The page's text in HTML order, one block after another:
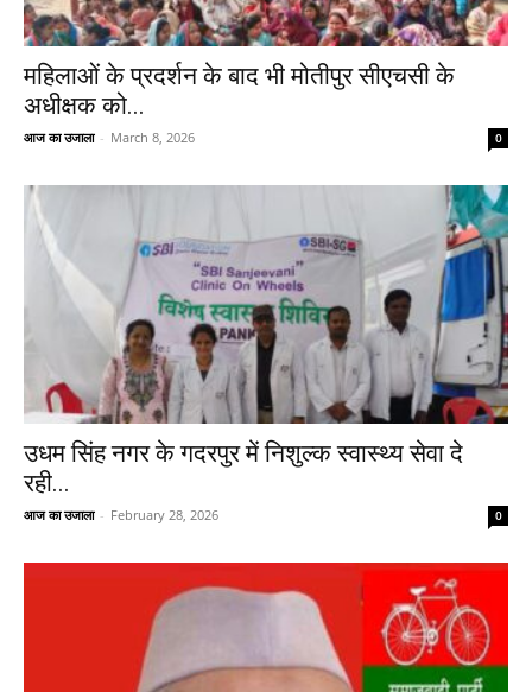
महिलाओं के प्रदर्शन के बाद भी मोतीपुर सीएचसी के
अधीक्षक को...
आज का उजाला - March 8, 2026 0
उधम सिंह नगर के गदरपुर में निशुल्क स्वास्थ्य सेवा दे
रही...
आज का उजाला - February 28, 2026 0